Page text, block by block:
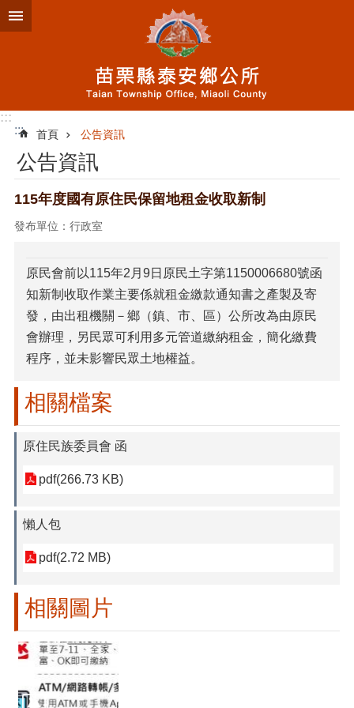
跳到主要內容區塊
:::
:::
首頁 公告資訊
公告資訊
115年度國有原住民保留地租金收取新制
發布單位：行政室
原民會前以115年2月9日原民土字第1150006680號函
知新制收取作業主要係就租金繳款通知書之產製及寄
發，由出租機關－鄉（鎮、市、區）公所改為由原民
會辦理，另民眾可利用多元管道繳納租金，簡化繳費
程序，並未影響民眾土地權益。
相關檔案
原住民族委員會 函
pdf(266.73 KB)
懶人包
pdf(2.72 MB)
相關圖片